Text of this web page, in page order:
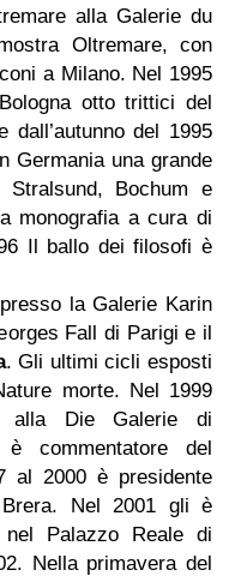
alla Galerie du
Oltremare, con
a Milano. Nel 1995
otto trittici del
del 1995
Germania una grande
Bochum e
monografia a cura di
Il ballo dei filosofi è
la Galerie Karin
Fall di Parigi e il
. Gli ultimi cicli esposti
morte. Nel 1999
alla Die Galerie di
commentatore del
al 2000 è presidente
Nel 2001 gli è
nel Palazzo Reale di
Nella primavera del